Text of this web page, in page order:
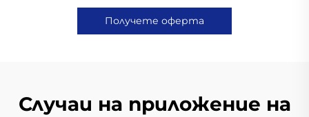
Получете оферта
Случаи на приложение на